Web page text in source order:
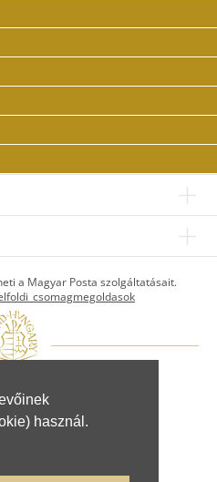
használ.
a Magyar Posta szolgáltatásait.
Zrt.